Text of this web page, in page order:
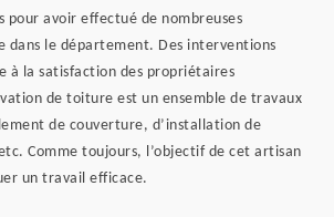
pour avoir effectué de nombreuses
dans le département. Des interventions
à la satisfaction des propriétaires
de toiture est un ensemble de travaux
de couverture, d’installation de
Comme toujours, l’objectif de cet artisan
un travail efficace.